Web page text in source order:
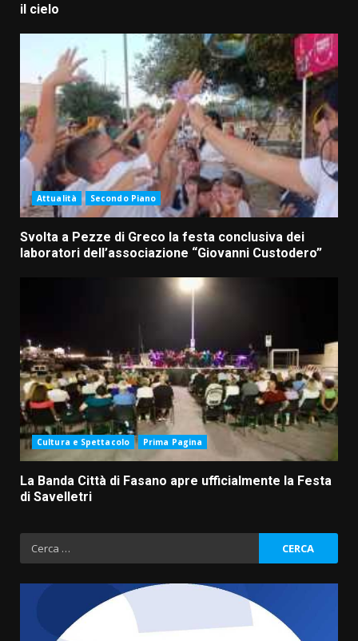
il cielo
Attualità Secondo Piano
Svolta a Pezze di Greco la festa conclusiva dei
laboratori dell’associazione “Giovanni Custodero”
Cultura e Spettacolo Prima Pagina
La Banda Città di Fasano apre ufficialmente la Festa
di Savelletri
Ricerca
per: